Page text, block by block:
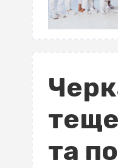
та